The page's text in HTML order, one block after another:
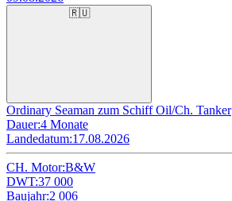
🇷🇺
Ordinary Seaman zum Schiff Oil/Ch. Tanker
Dauer:4 Monate
Landedatum:17.08.2026
CH. Motor:B&W
DWT:37 000
Baujahr:2 006